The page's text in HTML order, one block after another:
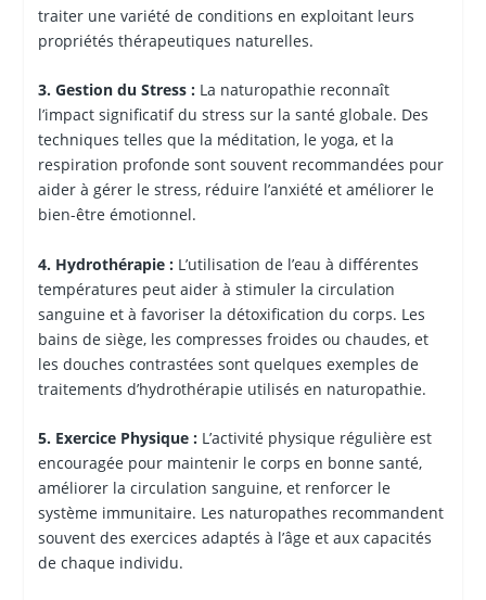
traiter une variété de conditions en exploitant leurs
propriétés thérapeutiques naturelles.
3. Gestion du Stress :La naturopathie reconnaît
l’impact significatif du stress sur la santé globale. Des
techniques telles que la méditation, le yoga, et la
respiration profonde sont souvent recommandées pour
aider à gérer le stress, réduire l’anxiété et améliorer le
bien-être émotionnel.
4. Hydrothérapie :L’utilisation de l’eau à différentes
températures peut aider à stimuler la circulation
sanguine et à favoriser la détoxification du corps. Les
bains de siège, les compresses froides ou chaudes, et
les douches contrastées sont quelques exemples de
traitements d’hydrothérapie utilisés en naturopathie.
5. Exercice Physique :L’activité physique régulière est
encouragée pour maintenir le corps en bonne santé,
améliorer la circulation sanguine, et renforcer le
système immunitaire. Les naturopathes recommandent
souvent des exercices adaptés à l’âge et aux capacités
de chaque individu.